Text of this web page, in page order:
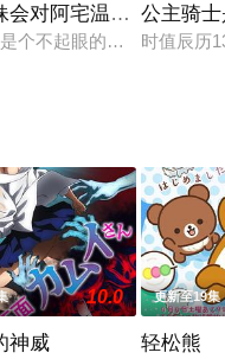
JK的故事
就是，负责开关校门与
会对阿宅温柔!?
个不起眼的平凡高一生，
公主骑
时值辰历
10.0
神威
更新至19集
轻松熊